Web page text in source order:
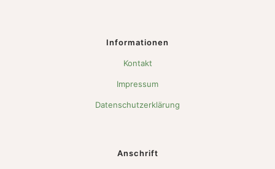
Informationen
Kontakt
Impressum
Datenschutzerklärung
Anschrift